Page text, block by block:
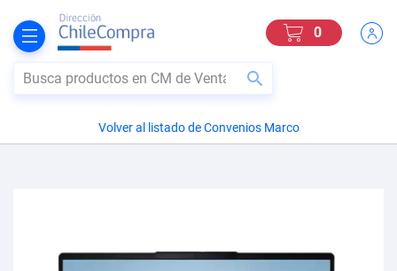
Mi Carro
00
BUSCAR
Volver al listado de Convenios Marco